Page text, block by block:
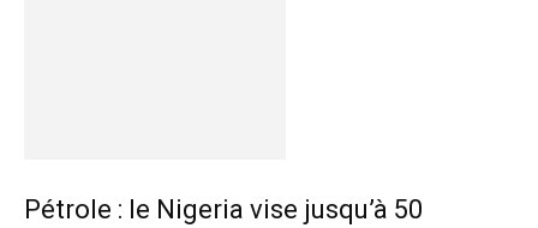
Pétrole : le Nigeria vise jusqu’à 50